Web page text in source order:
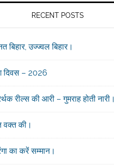
RECENT POSTS
बिहार, उज्ज्वल बिहार।
दिवस – 2026
रील्स की आरी – गुमराह होती नारी।
वक्त की।
का करें सम्मान।